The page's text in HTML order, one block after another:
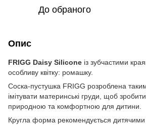
До обраного
Опис
FRIGG Daisy Silicone із зубчастими
особливу квітку: ромашку.
Соска-пустушка FRIGG розроблена
імітувати материнські груди, щоб
природною та комфортною для дитини.
Кругла форма рекомендується дитячими